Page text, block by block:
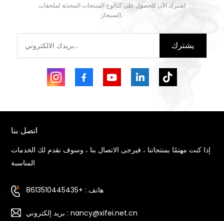
يتعلم أكثر يتعلم أكثر
اشترك الآن للحصول على كتالوج المنتجات المحدثة لملحقات
السيجار.
يشترك
اتصل بنا
إذا كنت مهتمًا بمنتجاتنا ، فيرجى الاتصال بنا ، وسوف نقدم لك الخدمات
المناسبة
هاتف : +8613510445435
بريد إلكتروني : nancy@xifei.net.cn